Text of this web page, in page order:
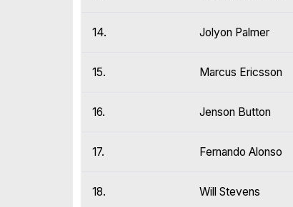
14. Jolyon Palmer
15. Marcus Ericsson
16. Jenson Button
17. Fernando Alonso
18. Will Stevens